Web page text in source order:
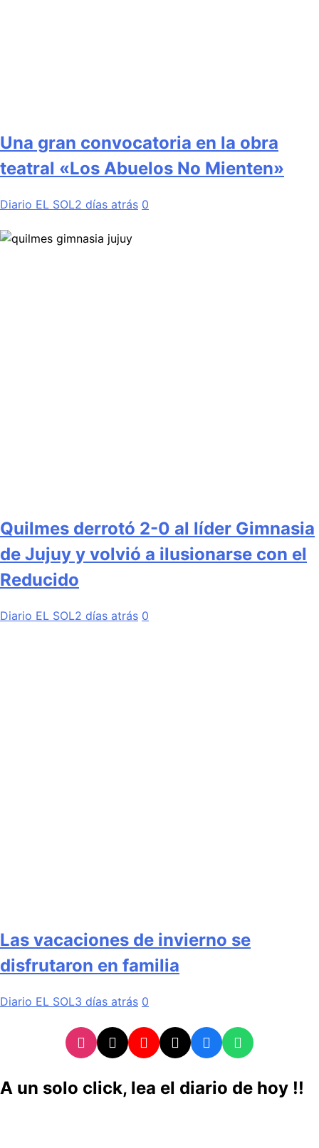
Una gran convocatoria en la obra
teatral «Los Abuelos No Mienten»
Diario EL SOL2 días atrás 0
Quilmes derrotó 2-0 al líder Gimnasia
de Jujuy y volvió a ilusionarse con el
Reducido
Diario EL SOL2 días atrás 0
Las vacaciones de invierno se
disfrutaron en familia
Diario EL SOL3 días atrás 0
A un solo click, lea el diario de hoy !!